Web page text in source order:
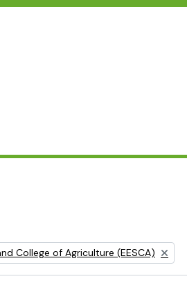
College of Agriculture (EESCA)